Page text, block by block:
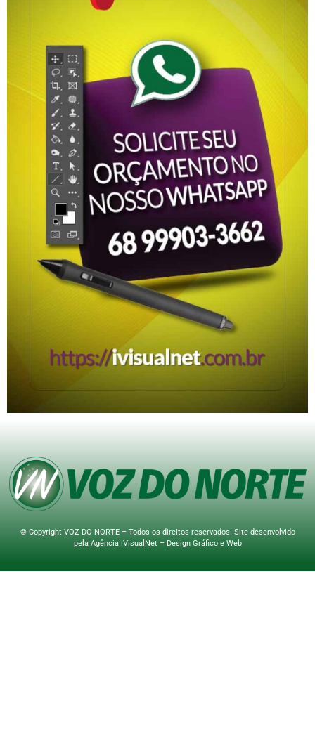
© Copyright VOZ DO NORTE – Todos os direitos reservados. Site desenvolvido
pela Agência iVisualNet – Design Gráfico e Web